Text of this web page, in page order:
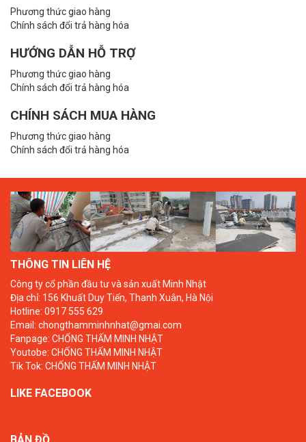
Phương thức giao hàng
Chính sách đổi trả hàng hóa
HƯỚNG DẪN HỖ TRỢ
Phương thức giao hàng
Chính sách đổi trả hàng hóa
CHÍNH SÁCH MUA HÀNG
Phương thức giao hàng
Chính sách đổi trả hàng hóa
THÔNG TIN LIÊN HỆ
Công ty cổ phần đầu tư và sản xuất Minh Nhật
Địa chỉ: 156 Khuất Duy Tiến, Thanh Xuân, Hà Nội
Hotline: 0917 555 629
Email: chongthamminhnhat@gmai.com
Fanpage: CHỐNG THẤM MINH NHẬT
Youtobe: CHỐNG THẤM MINH NHẬT
Tik Tok: CHỐNG THẤM MINH NHẬT
LIKE FACEBOOK